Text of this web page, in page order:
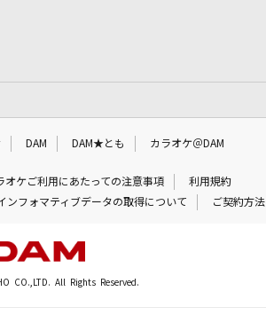
DAM DAM★とも カラオケ＠DAM
オケご利用にあたっての注意事項
利用規約
ンフォマティブデータの取得について ご契約方法
CO.,LTD. All Rights Reserved.